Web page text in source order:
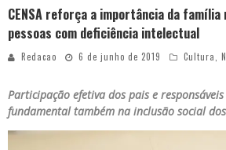
CENSA reforça a importância da
pessoas com deficiência intelectual
Redacao 6 de junho de 2019 Cultura
Participação efetiva dos pais e
fundamental também na inclusão social